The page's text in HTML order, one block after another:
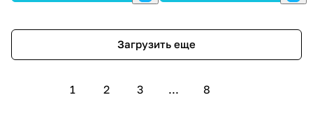
Загрузить еще
1 2 3 ... 8